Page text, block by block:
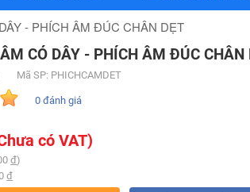
- PHÍCH ÂM ĐÚC CHÂN DẸT
CÓ DÂY - PHÍCH ÂM ĐÚC CHÂN
Mã SP: PHICHCAMDET
0 đánh giá
có VAT)
đ)
đ